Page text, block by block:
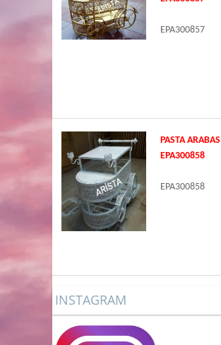
EPA300857
PASTA
EPA300858
EPA300858
INSTAGRAM